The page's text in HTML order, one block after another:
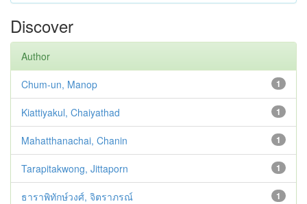
Discover
Author
1
Chum-un, Manop
1
Kiattiyakul, Chaiyathad
1
Mahatthanachai, Chanin
1
Tarapitakwong, Jittaporn
1
ธาราพิทักษ์วงศ์, จิตราภรณ์